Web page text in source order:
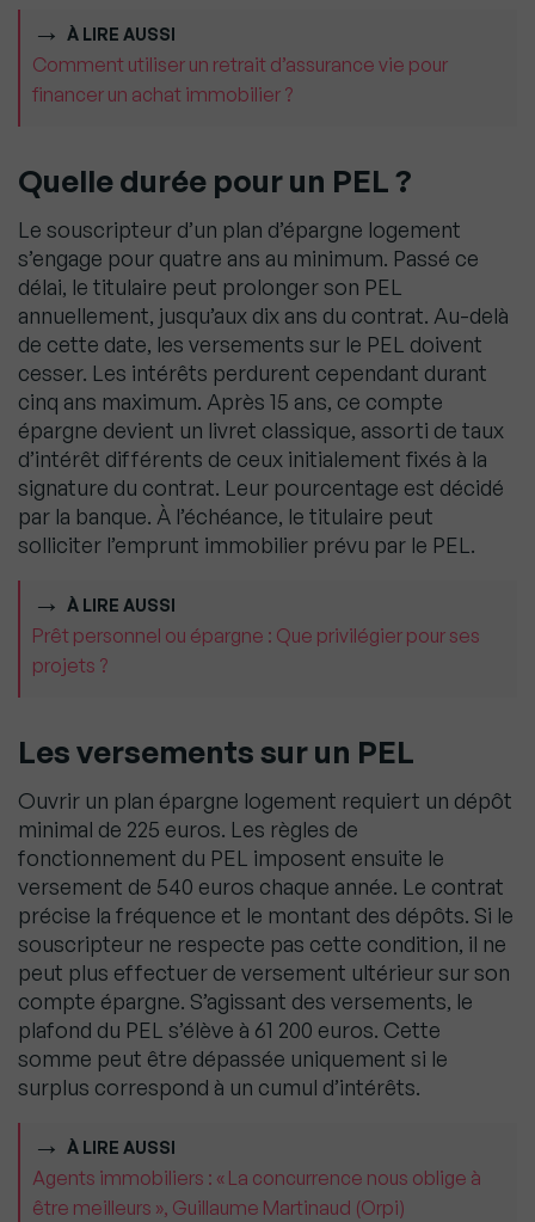
À LIRE AUSSI
Comment utiliser un retrait d’assurance vie pour
financer un achat immobilier ?
Quelle durée pour un PEL ?
Le souscripteur d’un plan d’épargne logement
s’engage pour quatre ans au minimum. Passé ce
délai, le titulaire peut prolonger son PEL
annuellement, jusqu’aux dix ans du contrat. Au-delà
de cette date, les versements sur le PEL doivent
cesser. Les intérêts perdurent cependant durant
cinq ans maximum. Après 15 ans, ce compte
épargne devient un livret classique, assorti de taux
d’intérêt différents de ceux initialement fixés à la
signature du contrat. Leur pourcentage est décidé
par la banque. À l’échéance, le titulaire peut
solliciter l’emprunt immobilier prévu par le PEL.
À LIRE AUSSI
Prêt personnel ou épargne : Que privilégier pour ses
projets ?
Les versements sur un PEL
Ouvrir un plan épargne logement requiert un dépôt
minimal de 225 euros. Les règles de
fonctionnement du PEL imposent ensuite le
versement de 540 euros chaque année. Le contrat
précise la fréquence et le montant des dépôts. Si le
souscripteur ne respecte pas cette condition, il ne
peut plus effectuer de versement ultérieur sur son
compte épargne. S’agissant des versements, le
plafond du PEL s’élève à 61 200 euros. Cette
somme peut être dépassée uniquement si le
surplus correspond à un cumul d’intérêts.
À LIRE AUSSI
Agents immobiliers : « La concurrence nous oblige à
être meilleurs », Guillaume Martinaud (Orpi)